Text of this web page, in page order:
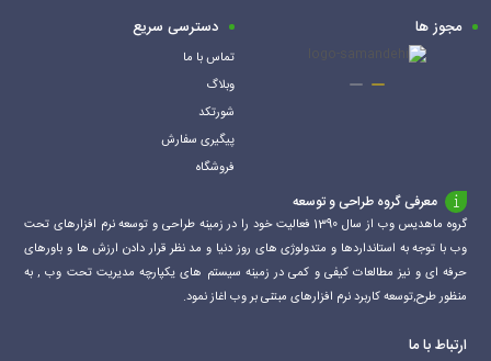
مجوز ها دسترسی سریع
تماس با ما
وبلاگ
شورتکد
پیگیری سفارش
فروشگاه
معرفی گروه طراحی و توسعه
گروه ماهدیس وب از سال 1390 فعالیت خود را در زمینه طراحی و توسعه نرم افزارهای تحت
وب با توجه به استانداردها و متدولوژی های روز دنیا و مد نظر قرار دادن ارزش ها و باورهای
حرفه ای و نیز مطالعات کیفی و کمی در زمینه سیستم های یکپارچه مدیریت تحت وب , به
منظور طرح,توسعه کاربرد نرم افزارهای مبتنی بر وب اغاز نمود.
ارتباط با ما